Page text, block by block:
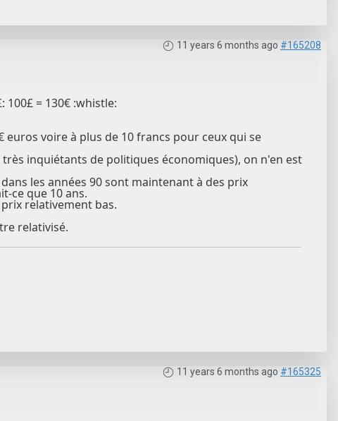
11 years 6 months ago #165208
= 130€ :whistle:
voire à plus de 10 francs pour ceux qui se
inquiétants de politiques économiques), on n'en est
les années 90 sont maintenant à des prix
ce que 10 ans.
relativement bas.
relativisé.
11 years 6 months ago #165325